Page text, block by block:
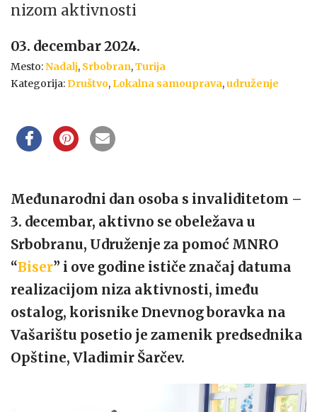
nizom aktivnosti
03. decembar 2024.
Mesto:Nadalj, Srbobran,Turija
Kategorija: Društvo, Lokalna samouprava,udruženje
Međunarodni dan osoba s invaliditetom –
3. decembar, aktivno se obeležava u
Srbobranu, Udruženje za pomoć MNRO
“Biser” i ove godine ističe značaj datuma
realizacijom niza aktivnosti, imeđu
ostalog, korisnike Dnevnog boravka na
Vašarištu posetio je zamenik predsednika
Opštine, Vladimir Šarčev.